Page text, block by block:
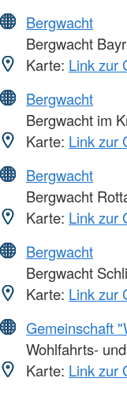
Bergwacht
Bergwacht
Karte: Link zur
Bergwacht
Bergwacht im
Karte: Link zur
Bergwacht
Bergwacht
Karte: Link zur
Bergwacht
Bergwacht
Karte: Link zur
Gemeinschaft
Wohlfahrts-
Karte: Link zur